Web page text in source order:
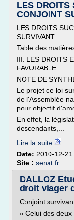
LES DROITS
CONJOINT
LES DROITS
SURVIVANT
Table des
III. LES DROITS
FAVORABLE
NOTE DE
Le projet de loi
de l'Assemblée
pour objectif
En effet, la
descendants,...
Lire la suite
Date: 2010-12-
Site : senat.fr
DALLOZ
droit viager
Conjoint
« Celui des deux